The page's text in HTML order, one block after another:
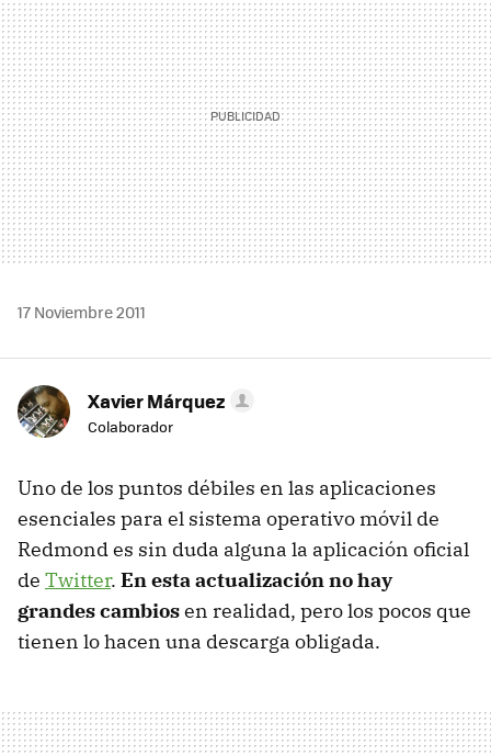
17 Noviembre 2011
Xavier Márquez
Colaborador
Uno de los puntos débiles en las aplicaciones
esenciales para el sistema operativo móvil de
Redmond es sin duda alguna la aplicación oficial
de Twitter. En esta actualización no hay
grandes cambiosen realidad, pero los pocos que
tienen lo hacen una descarga obligada.